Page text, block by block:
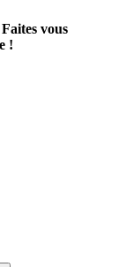
vous
!